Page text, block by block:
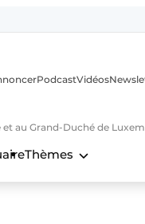
au Grand-Duché de
PodcastVidéos
Thèmes